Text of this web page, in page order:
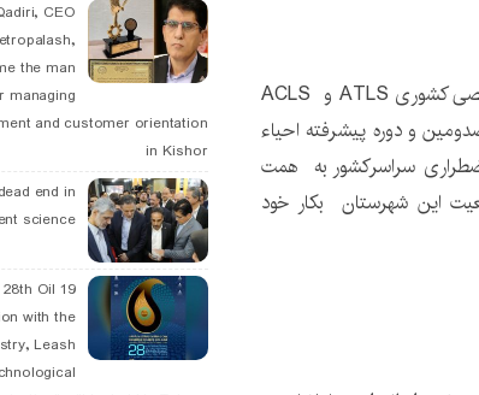
گفت : دوره تخصصی کشوری ATLS و ACLS
و دوره پیشرفته احیاء
سراسرکشور به همت
این شهرستان بکار خود
CEO
the man
managing
and customer orientation
in Kishor
end in
science
28th Oil
with the
Leash